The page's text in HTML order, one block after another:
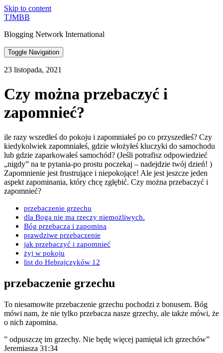
Skip to content
TJMBB
Blogging Network International
Toggle Navigation
23 listopada, 2021
Czy można przebaczyć i
zapomnieć?
ile razy wszedłeś do pokoju i zapomniałeś po co przyszedłeś? Czy
kiedykolwiek zapomniałeś, gdzie włożyłeś kluczyki do samochodu
lub gdzie zaparkowałeś samochód? (Jeśli potrafisz odpowiedzieć
„nigdy” na te pytania-po prostu poczekaj – nadejdzie twój dzień! )
Zapomnienie jest frustrujące i niepokojące! Ale jest jeszcze jeden
aspekt zapominania, który chcę zgłębić. Czy można przebaczyć i
zapomnieć?
przebaczenie grzechu
dla Boga nie ma rzeczy niemożliwych.
Bóg przebacza i zapomina
prawdziwe przebaczenie
jak przebaczyć i zapomnieć
żyj w pokoju
list do Hebrajczyków 12
przebaczenie grzechu
To niesamowite przebaczenie grzechu pochodzi z bonusem. Bóg
mówi nam, że nie tylko przebacza nasze grzechy, ale także mówi, że
o nich zapomina.
” odpuszczę im grzechy. Nie będę więcej pamiętał ich grzechów”
Jeremiasza 31:34